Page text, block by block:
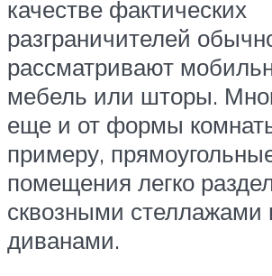
качестве фактических
разграничителей
рассматривают
мебель или шторы.
еще и от формы
примеру,
помещения легко
сквозными стеллажами
диванами.